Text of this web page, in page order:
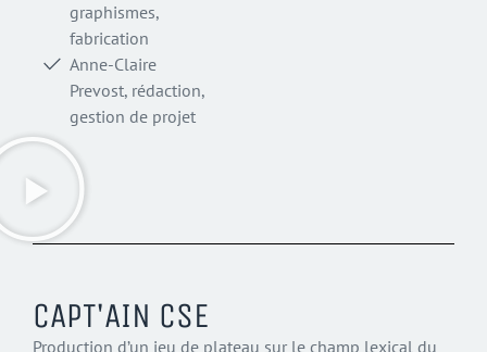
graphismes,
fabrication
Anne-Claire
Prevost, rédaction,
gestion de projet
CAPT'AIN CSE
Production d’un jeu de plateau sur le champ lexical du